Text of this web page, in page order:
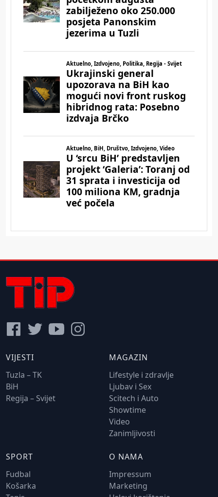
VIJESTI
Tuzla – TK
BiH
Regija – Svijet
MAGAZIN
Lifestyle i zdravlje
Ljubav i Sex
Scitech i Auto
Showtime
Video
Zanimljivosti
SPORT
Fudbal
Košarka
O NAMA
Impressum
Marketing